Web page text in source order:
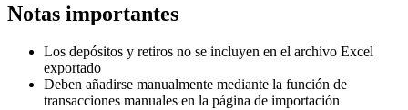
Notas importantes
Los depósitos y retiros no se incluyen en el archivo Excel
exportado
Deben añadirse manualmente mediante la función de
transacciones manuales en la página de importación